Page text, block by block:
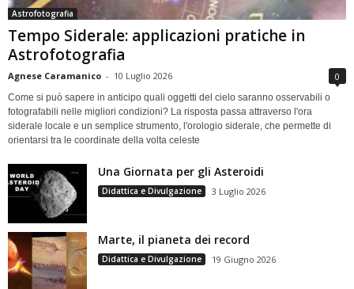
Astrofotografia
Tempo Siderale: applicazioni pratiche in
Astrofotografia
Agnese Caramanico - 10 Luglio 2026 0
Come si può sapere in anticipo quali oggetti del cielo saranno osservabili o
fotografabili nelle migliori condizioni? La risposta passa attraverso l'ora
siderale locale e un semplice strumento, l'orologio siderale, che permette di
orientarsi tra le coordinate della volta celeste
Una Giornata per gli Asteroidi
Didattica e Divulgazione 3 Luglio 2026
Marte, il pianeta dei record
Didattica e Divulgazione 19 Giugno 2026